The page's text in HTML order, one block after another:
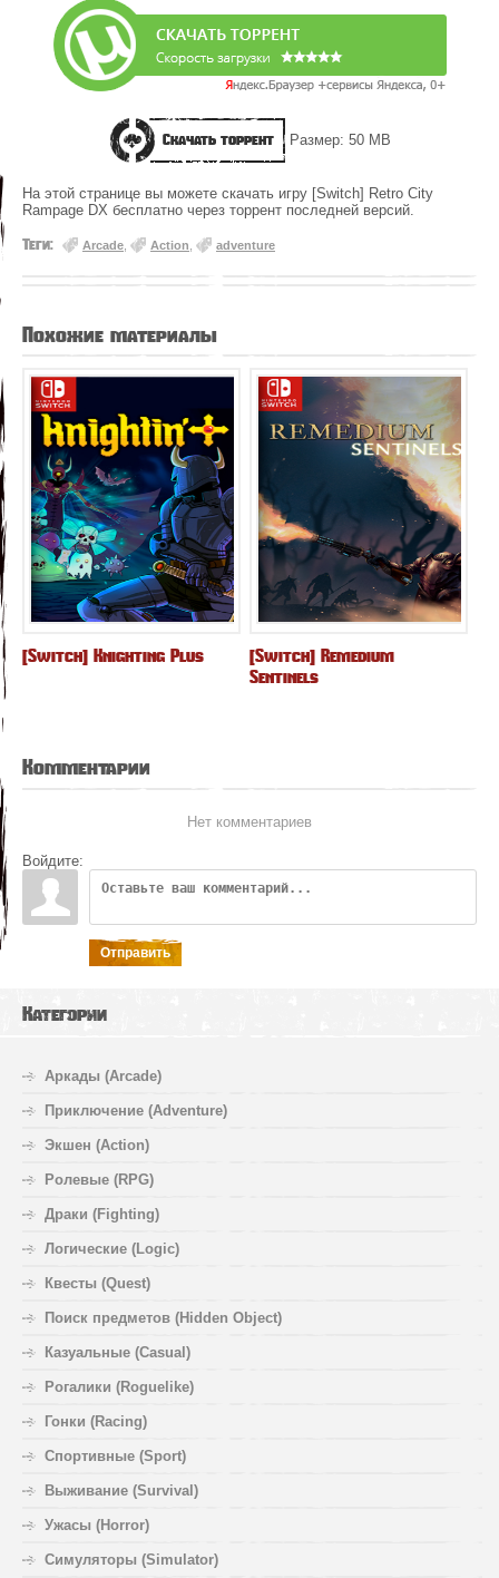
Скачать торрент Размер: 50 MB
На этой странице вы можете скачать игру [Switch] Retro City
Rampage DX бесплатно через торрент последней версий.
Теги: Arcade Action adventure
Похожие материалы
[Switch] Knighting Plus
[Switch] Remedium
Sentinels
Комментарии
Нет комментариев
Войдите:
Отправить
Категории
Аркады (Arcade)
Приключение (Adventure)
Экшен (Action)
Ролевые (RPG)
Драки (Fighting)
Логические (Logic)
Квесты (Quest)
Поиск предметов (Hidden Object)
Казуальные (Casual)
Рогалики (Roguelike)
Гонки (Racing)
Спортивные (Sport)
Выживание (Survival)
Ужасы (Horror)
Симуляторы (Simulator)